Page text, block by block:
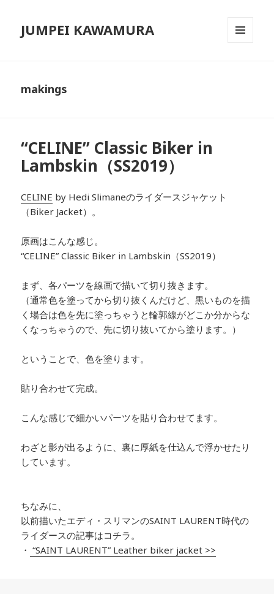
JUMPEI KAWAMURA
makings
“CELINE” Classic Biker in
Lambskin（SS2019）
CELINE by Hedi Slimaneのライダースジャケット
（Biker Jacket）。
原画はこんな感じ。
“CELINE” Classic Biker in Lambskin（SS2019）
まず、各パーツを線画で描いて切り抜きます。
（通常色を塗ってから切り抜くんだけど、黒いものを描
く場合は色を先に塗っちゃうと輪郭線がどこか分からな
くなっちゃうので、先に切り抜いてから塗ります。）
ということで、色を塗ります。
貼り合わせて完成。
こんな感じで細かいパーツを貼り合わせてます。
わざと影が出るように、裏に厚紙を仕込んで浮かせたり
しています。
ちなみに、
以前描いたエディ・スリマンのSAINT LAURENT時代の
ライダースの記事はコチラ。
・ “SAINT LAURENT” Leather biker jacket >>